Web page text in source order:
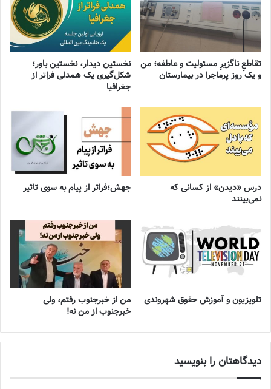
تقاطعِ ناگزیرِ مسئولیت و عاطفه؛ من
و یک روز پرماجرا در بیمارستان
نخستین دیدار، نخستین باور؛
شکل‌گیری یک همدلی فراتر از
جغرافیا
درس «دیدن» از کسانی که
نمی‌بینند
جهش؛فراتر از پیام به سوی تاثیر
تلویزیون و آموزش حقوق شهروندی
من از خبرجنوب رفتم، ولی
خبرجنوب از من نه!
دیدگاهتان را بنویسید